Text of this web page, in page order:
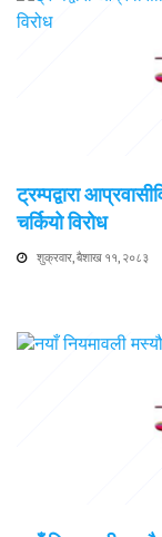
ट्रम्पद्वारा
चर्कियो विरोध
शुक्रवार, बैशाख ११, २०८३